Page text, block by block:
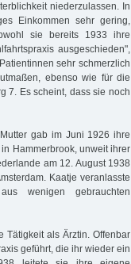
niederzulassen. In
Einkommen sehr gering,
sie bereits 1933 ihre
ausgeschieden",
sehr schmerzlich
ebenso wie für die
7. Es scheint, dass sie noch
gab im Juni 1926 ihre
Hammerbrook, unweit ihrer
am 12. August 1938
Kaatje veranlasste
wenigen gebrauchten
Tätigkeit als Ärztin. Offenbar
geführt, die ihr wieder ein